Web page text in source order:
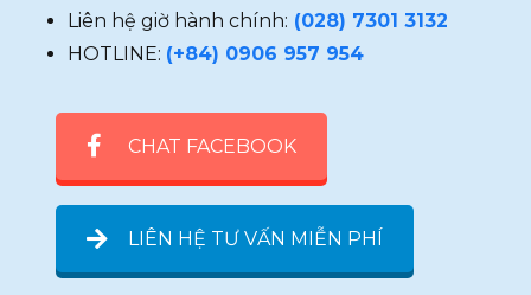
Liên hệ giờ hành chính: (028) 7301 3132
HOTLINE: (+84) 0906 957 954
CHAT FACEBOOK
LIÊN HỆ TƯ VẤN MIỄN PHÍ